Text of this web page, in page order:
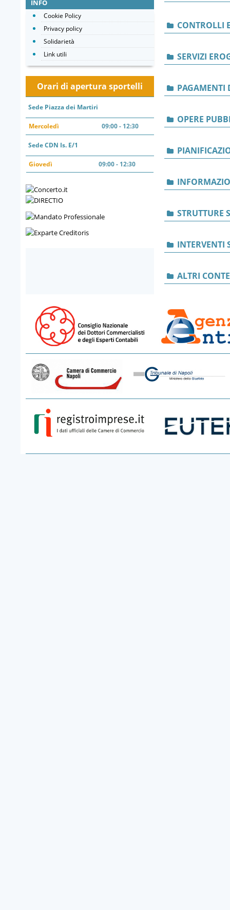
CONTROLLI
SERVIZI
PAGAMENTI
OPERE
STRUTTURE
INTERVENTI
ALTRI
INFO
Cookie Policy
Privacy policy
Solidarietà
Link utili
Orari di apertura sportelli
Sede Piazza dei Martiri
Mercoledì 09:00 - 12:30
Sede CDN Is. E/1
Giovedì 09:00 - 12:30